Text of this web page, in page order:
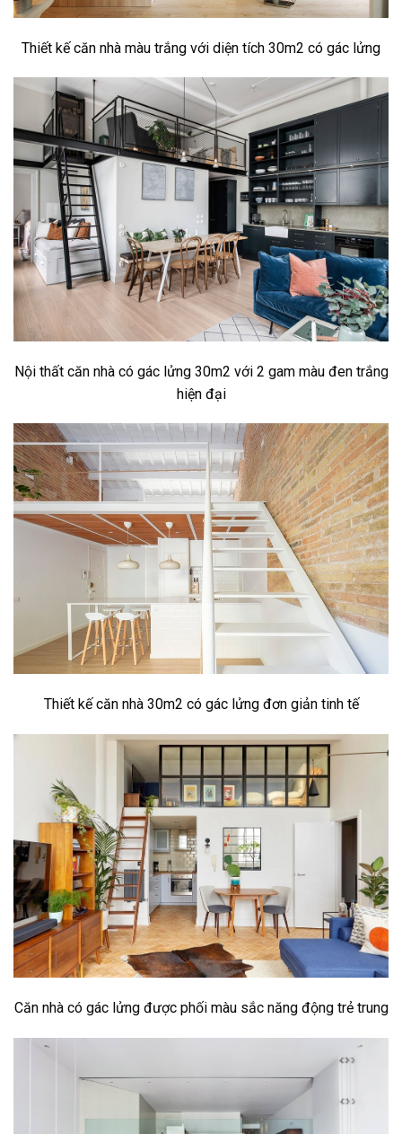
Thiết kế căn nhà màu trắng với diện tích 30m2 có gác lửng
Nội thất căn nhà có gác lửng 30m2 với 2 gam màu đen trắng
hiện đại
Thiết kế căn nhà 30m2 có gác lửng đơn giản tinh tế
Căn nhà có gác lửng được phối màu sắc năng động trẻ trung